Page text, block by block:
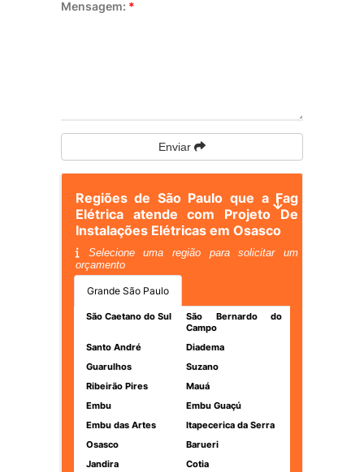
Mensagem: *
Enviar
Regiões de São Paulo que a Fag
Elétrica atende com Projeto De
Instalações Elétricas em Osasco
Selecione uma região para solicitar um
orçamento
Grande São Paulo
São Caetano do Sul
São Bernardo do
Campo
Santo André
Diadema
Guarulhos
Suzano
Ribeirão Pires
Mauá
Embu
Embu Guaçú
Embu das Artes
Itapecerica da Serra
Osasco
Barueri
Jandira
Cotia